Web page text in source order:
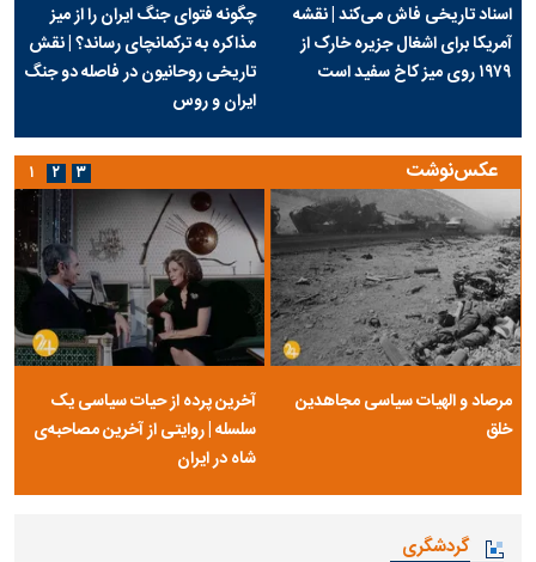
اسناد تاریخی فاش می‌کند | نقشه
آمریکا برای اشغال جزیره خارک از
۱۹۷۹ روی میز کاخ سفید است
چگونه فتوای جنگ ایران را از میز
مذاکره به ترکمانچای رساند؟ | نقش
تاریخی روحانیون در فاصله دو جنگ
ایران و روس
عکس‌نوشت
مرصاد و الهیات سیاسی مجاهدین
خلق
آخرین پرده از حیات سیاسی یک
سلسله | روایتی از آخرین مصاحبه‌ی
شاه در ایران
۱ ۲ ۳
گردشگری